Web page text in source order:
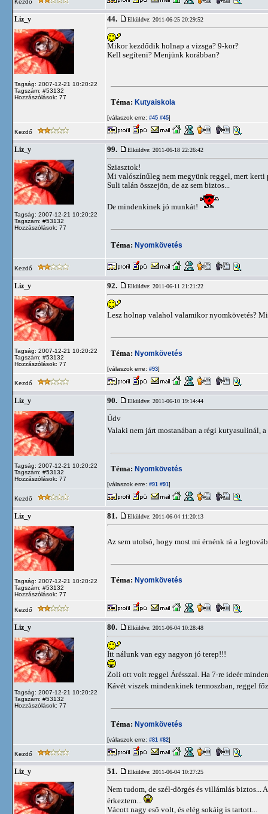
Kezdő
Liz_y
Tagság: 2007-12-21 10:20:22
Tagszám: #53132
Hozzászólások: 77
44. Elküldve: 2011-06-25 20:29:52
Mikor kezdődik holnap a vizsga? 9-kor?
Kell segíteni? Menjünk korábban?
Téma: Kutyaiskola
[válaszok erre: #45 #45]
Kezdő
Liz_y
Tagság: 2007-12-21 10:20:22
Tagszám: #53132
Hozzászólások: 77
99. Elküldve: 2011-06-18 22:26:42
Sziasztok!
Mi valószínűleg nem megyünk reggel, mert
Suli talán összejön, de az sem biztos...
De mindenkinek jó munkát!
Téma: Nyomkövetés
Kezdő
Liz_y
Tagság: 2007-12-21 10:20:22
Tagszám: #53132
Hozzászólások: 77
92. Elküldve: 2011-06-11 21:21:22
Lesz holnap valahol valamikor nyomkövetés?
Téma: Nyomkövetés
[válaszok erre: #93]
Kezdő
Liz_y
Tagság: 2007-12-21 10:20:22
Tagszám: #53132
Hozzászólások: 77
90. Elküldve: 2011-06-10 19:14:44
Üdv
Valaki nem járt mostanában a régi kutyasulinál,
Téma: Nyomkövetés
[válaszok erre: #91 #91]
Kezdő
Liz_y
Tagság: 2007-12-21 10:20:22
Tagszám: #53132
Hozzászólások: 77
81. Elküldve: 2011-06-04 11:20:13
Az sem utolsó, hogy most mi érnénk rá a
Téma: Nyomkövetés
Kezdő
Liz_y
Tagság: 2007-12-21 10:20:22
Tagszám: #53132
Hozzászólások: 77
80. Elküldve: 2011-06-04 10:28:48
Itt nálunk van egy nagyon jó terep!!!
Zoli ott volt reggel Árésszal. Ha 7-re ideér
Kávét viszek mindenkinek termoszban, reggel
Téma: Nyomkövetés
[válaszok erre: #81 #82]
Kezdő
Liz_y 51. Elküldve: 2011-06-04 10:27:25
Nem tudom, de szél-dörgés és villámlás biztos...
érkeztem...
Vácott nagy eső volt, és elég sokáig is tartott...